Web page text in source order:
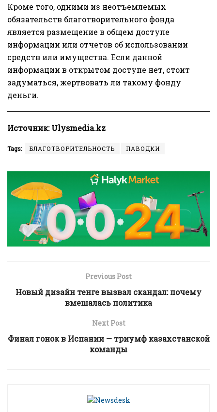
Кроме того, одними из неотъемлемых
обязательств благотворительного фонда
является размещение в общем доступе
информации или отчетов об использовании
средств или имущества. Если данной
информации в открытом доступе нет, стоит
задуматься, жертвовать ли такому фонду
деньги.
Источник:Ulysmedia.kz
Tags: БЛАГОТВОРИТЕЛЬНОСТЬ ПАВОДКИ
Previous Post
Новый дизайн тенге вызвал скандал: почему
вмешалась политика
Next Post
Финал гонок в Испании — триумф казахстанской
команды